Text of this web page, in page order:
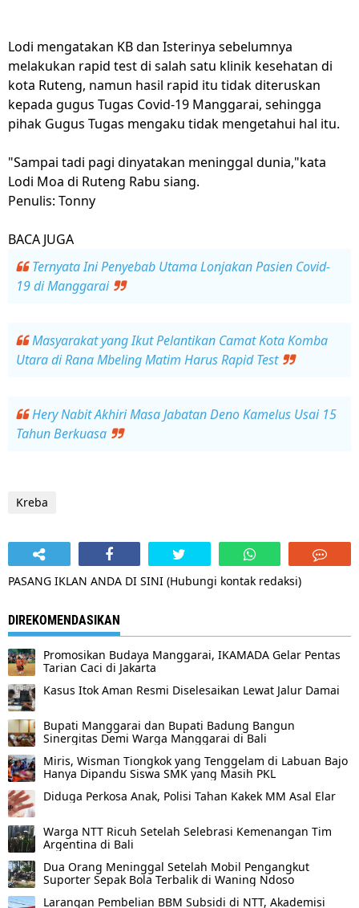
Lodi mengatakan KB dan Isterinya sebelumnya
melakukan rapid test di salah satu klinik kesehatan di
kota Ruteng, namun hasil rapid itu tidak diteruskan
kepada gugus Tugas Covid-19 Manggarai, sehingga
pihak Gugus Tugas mengaku tidak mengetahui hal itu.
"Sampai tadi pagi dinyatakan meninggal dunia,"kata
Lodi Moa di Ruteng Rabu siang.
Penulis: Tonny
BACA JUGA
Ternyata Ini Penyebab Utama Lonjakan Pasien Covid-
19 di Manggarai
Masyarakat yang Ikut Pelantikan Camat Kota Komba
Utara di Rana Mbeling Matim Harus Rapid Test
Hery Nabit Akhiri Masa Jabatan Deno Kamelus Usai 15
Tahun Berkuasa
Kreba
PASANG IKLAN ANDA DI SINI (Hubungi kontak redaksi)
DIREKOMENDASIKAN
Promosikan Budaya Manggarai, IKAMADA Gelar Pentas
Tarian Caci di Jakarta
Kasus Itok Aman Resmi Diselesaikan Lewat Jalur Damai
Bupati Manggarai dan Bupati Badung Bangun
Sinergitas Demi Warga Manggarai di Bali
Miris, Wisman Tiongkok yang Tenggelam di Labuan Bajo
Hanya Dipandu Siswa SMK yang Masih PKL
Diduga Perkosa Anak, Polisi Tahan Kakek MM Asal Elar
Warga NTT Ricuh Setelah Selebrasi Kemenangan Tim
Argentina di Bali
Dua Orang Meninggal Setelah Mobil Pengangkut
Suporter Sepak Bola Terbalik di Waning Ndoso
Larangan Pembelian BBM Subsidi di NTT, Akademisi